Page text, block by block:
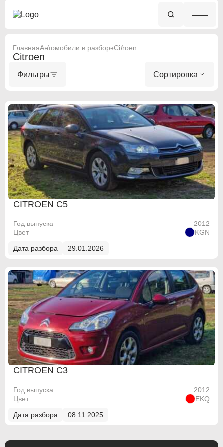
ГлавнаяАвтомобили в разбореCitroen
Citroen
Фильтры Сортировка
CITROEN C5
Год выпуска
2012
Цвет
KGN
Дата разбора
29.01.2026
CITROEN C3
Год выпуска
2012
Цвет
EKQ
Дата разбора
08.11.2025
ABARTH
Alfa Romeo
Audi
BMW
BMW Motorrad
Cadillac
ABARTH
Alfa Romeo
Audi
BMW
BMW Motorrad
Cadillac